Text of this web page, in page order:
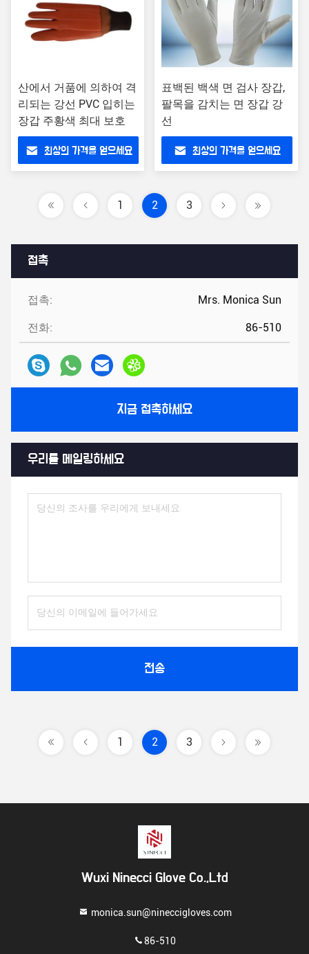
접촉
접촉: Mrs. Monica Sun
전화: 86-510
지금 접촉하세요
우리를 메일링하세요
전송
산에서 거품에 의하여 격
리되는 강선 PVC 입히는
장갑 주황색 최대 보호
최상의 가격을 얻으세요
표백된 백색 면 검사 장갑,
팔목을 감치는 면 장갑 강
선
최상의 가격을 얻으세요
1 2 3
1 2 3
Wuxi Ninecci Glove Co.,Ltd
monica.sun@nineccigloves.com
86-510